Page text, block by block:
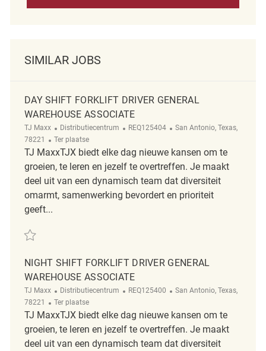
SIMILAR JOBS
DAY SHIFT FORKLIFT DRIVER GENERAL
WAREHOUSE ASSOCIATE
TJ Maxx Categorie
Distributiecentrum ReqId
REQ125404 Plaats
San Antonio, Texas,
78221
Afgelegen
Ter plaatse
TJ MaxxTJX biedt elke dag nieuwe kansen om te
groeien, te leren en jezelf te overtreffen. Je maakt
deel uit van een dynamisch team dat diversiteit
omarmt, samenwerking bevordert en prioriteit
geeft...
Redden Day Shift Forklift Driver General Warehouse Associate
NIGHT SHIFT FORKLIFT DRIVER GENERAL
WAREHOUSE ASSOCIATE
TJ Maxx Categorie
Distributiecentrum ReqId
REQ125400 Plaats
San Antonio, Texas,
78221
Afgelegen
Ter plaatse
TJ MaxxTJX biedt elke dag nieuwe kansen om te
groeien, te leren en jezelf te overtreffen. Je maakt
deel uit van een dynamisch team dat diversiteit